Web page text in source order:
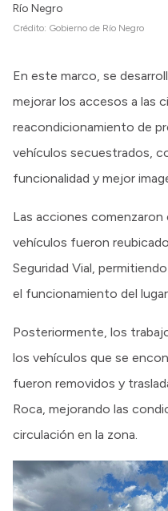
Río Negro
Crédito: Gobierno de Río Negro
En este marco, se
mejorar los accesos a las
reacondicionamiento de
vehículos secuestrados,
funcionalidad y mejor
Las acciones
vehículos fueron
Seguridad Vial,
el funcionamiento del lugar.
Posteriormente, los
los vehículos que se
fueron removidos y
Roca, mejorando las
circulación en la zona.